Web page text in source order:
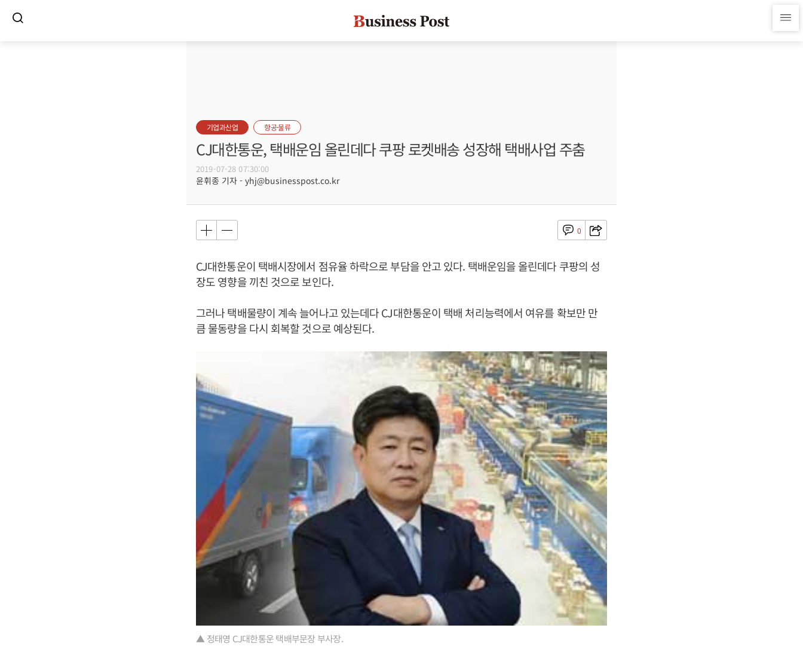
기업과산업 항공·물류
CJ대한통운, 택배운임 올린데다 쿠팡 로켓배송 성장해 택배사업 주춤
2019-07-28 07:30:00
윤휘종 기자 - yhj@businesspost.co.kr
0
CJ대한통운이 택배시장에서 점유율 하락으로 부담을 안고 있다. 택배운임을 올린데다 쿠팡의 성
장도 영향을 끼친 것으로 보인다.
그러나 택배물량이 계속 늘어나고 있는데다 CJ대한통운이 택배 처리능력에서 여유를 확보만 만
큼 물동량을 다시 회복할 것으로 예상된다.
▲ 정태영 CJ대한통운 택배부문장 부사장.